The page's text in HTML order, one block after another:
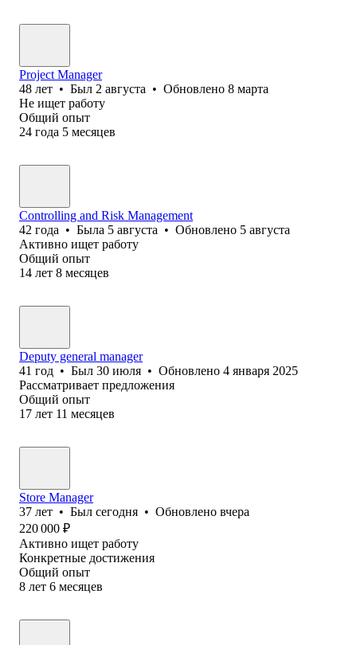
Project Manager
48 лет • Был 2 августа • Обновлено 8 марта
Не ищет работу
Общий опыт
24 года 5 месяцев
Controlling and Risk Management
42 года • Была 5 августа • Обновлено 5 августа
Активно ищет работу
Общий опыт
14 лет 8 месяцев
Deputy general manager
41 год • Был 30 июля • Обновлено 4 января 2025
Рассматривает предложения
Общий опыт
17 лет 11 месяцев
Store Manager
37 лет • Был сегодня • Обновлено вчера
220 000 ₽
Активно ищет работу
Конкретные достижения
Общий опыт
8 лет 6 месяцев